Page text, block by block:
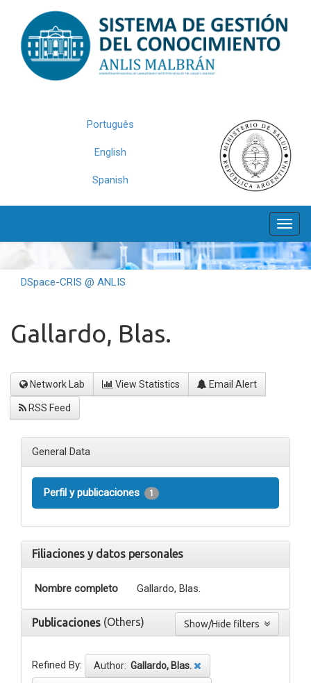
navigation
Português
English
Spanish
DSpace-CRIS @ ANLIS
Gallardo, Blas.
Network Lab View Statistics Email Alert
RSS Feed
General Data
Perfil y publicaciones 1
Filiaciones y datos personales
Nombre completo Gallardo, Blas.
Publicaciones (Others)
Refined By: Author: Gallardo, Blas.